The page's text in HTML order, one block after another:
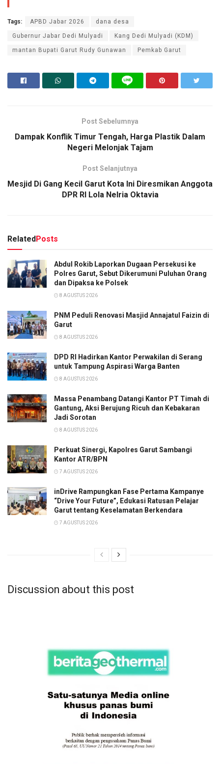
Tags: APBD Jabar 2026 dana desa
Gubernur Jabar Dedi Mulyadi Kang Dedi Mulyadi (KDM)
mantan Bupati Garut Rudy Gunawan Pemkab Garut
Post Sebelumnya
Dampak Konflik Timur Tengah, Harga Plastik Dalam
Negeri Melonjak Tajam
Post Selanjutnya
Mesjid Di Gang Kecil Garut Kota Ini Diresmikan Anggota
DPR RI Lola Nelria Oktavia
RelatedPosts
Abdul Rokib Laporkan Dugaan Persekusi ke
Polres Garut, Sebut Dikerumuni Puluhan Orang
dan Dipaksa ke Polsek
8 AGUSTUS 2026
PNM Peduli Renovasi Masjid Annajatul Faizin di
Garut
8 AGUSTUS 2026
DPD RI Hadirkan Kantor Perwakilan di Serang
untuk Tampung Aspirasi Warga Banten
8 AGUSTUS 2026
Massa Penambang Datangi Kantor PT Timah di
Gantung, Aksi Berujung Ricuh dan Kebakaran
Jadi Sorotan
8 AGUSTUS 2026
Perkuat Sinergi, Kapolres Garut Sambangi
Kantor ATR/BPN
7 AGUSTUS 2026
inDrive Rampungkan Fase Pertama Kampanye
“Drive Your Future”, Edukasi Ratusan Pelajar
Garut tentang Keselamatan Berkendara
7 AGUSTUS 2026
Discussion about this post